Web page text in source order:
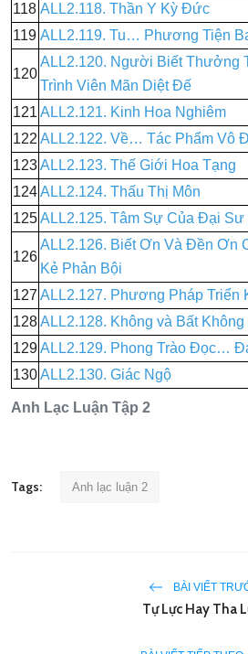
Anh Lạc Luận Tập 2
118 ALL2.118. Thần Y Kỳ Đức
119 ALL2.119. Tu… Phương Tiện
120
ALL2.120. Người Biết Thưởng
Trình Viên Mãn Diệt Đế
121 ALL2.121. Kinh Hoa Nghiêm
122 ALL2.122. Về… Tác Phẩm Vô
123ALL2.123. Thế Giới Hoa Tạng
124ALL2.124. Thấu Thị Môn
125ALL2.125. Tâm Sự Của Đại Sư
126
ALL2.126. Biết Ơn Và Đền
Kẻ Phản Bội
127 ALL2.127. Phương Pháp Triển
128ALL2.128. Không và Bất Không
129ALL2.129. Phong Trào Đọc…
130ALL2.130. Giác Ngộ
Tags: Anh lạc luận 2
BÀI VIẾT
Tự Lực Hay Tha